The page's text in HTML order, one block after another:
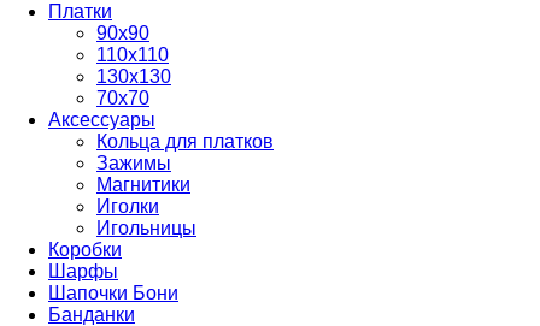
Платки
90x90
110x110
130x130
70х70
Аксессуары
Кольца для платков
Зажимы
Магнитики
Иголки
Игольницы
Коробки
Шарфы
Шапочки Бони
Банданки